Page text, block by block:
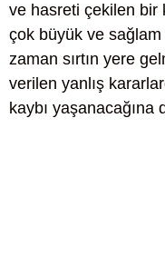
ve hasreti çekilen bir
çok büyük ve
zaman sırtın yere
verilen yanlış
kaybı yaşanacağına